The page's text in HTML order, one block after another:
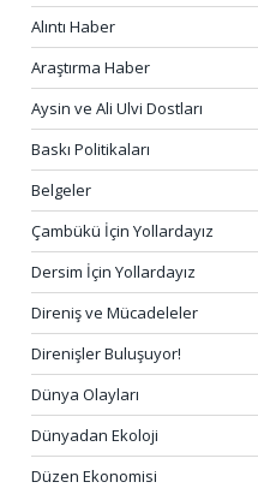
Alıntı Haber
Araştırma Haber
Aysin ve Ali Ulvi Dostları
Baskı Politikaları
Belgeler
Çambükü İçin Yollardayız
Dersim İçin Yollardayız
Direniş ve Mücadeleler
Direnişler Buluşuyor!
Dünya Olayları
Dünyadan Ekoloji
Düzen Ekonomisi